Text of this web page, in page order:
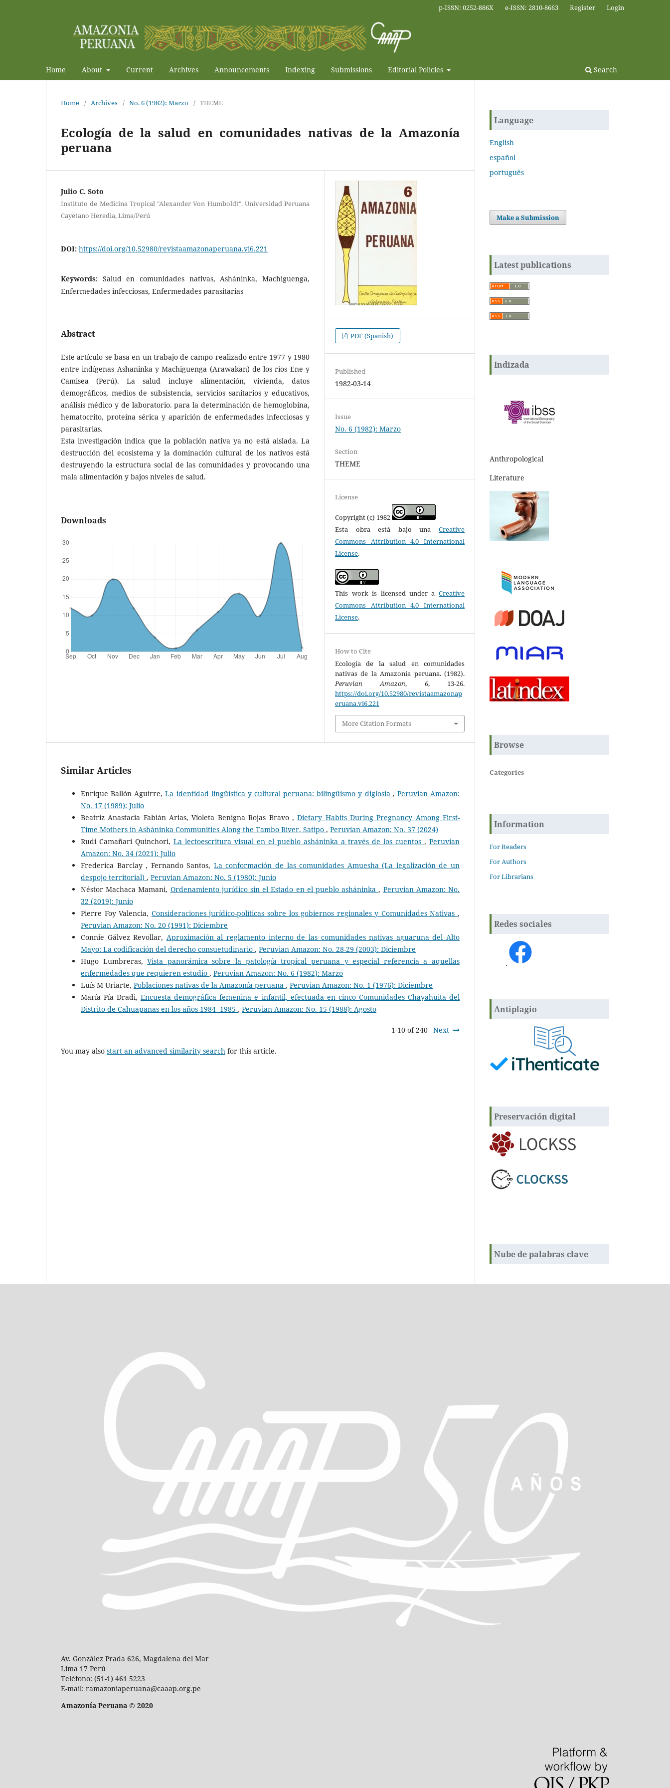
Home About Current Archives Announcements Indexing Submissions Editorial Policies Search
p-ISSN: 0252-886X e-ISSN: 2810-8663 Register Login
Home / Archives / No. 6 (1982): Marzo / THEME
Ecología de la salud en comunidades nativas de la Amazonía
peruana
Julio C. Soto
Instituto de Medicina Tropical "Alexander Von Humboldt". Universidad Peruana
Cayetano Heredia, Lima/Perú
DOI: https://doi.org/10.52980/revistaamazonaperuana.vi6.221
Keywords: Salud en comunidades nativas, Asháninka, Machiguenga,
Enfermedades infecciosas, Enfermedades parasitarias
Abstract
Este artículo se basa en un trabajo de campo realizado entre 1977 y 1980
entre indígenas Ashaninka y Machiguenga (Arawakan) de los ríos Ene y
Camisea (Perú). La salud incluye alimentación, vivienda, datos
demográficos, medios de subsistencia, servicios sanitarios y educativos,
análisis médico y de laboratorio. para la determinación de hemoglobina,
hematocrito, proteína sérica y aparición de enfermedades infecciosas y
parasitarias.
Esta investigación indica que la población nativa ya no está aislada. La
destrucción del ecosistema y la dominación cultural de los nativos está
destruyendo la estructura social de las comunidades y provocando una
mala alimentación y bajos niveles de salud.
Downloads
PDF (Spanish)
Published
1982-03-14
Issue
No. 6 (1982): Marzo
Section
THEME
License
Copyright (c) 1982
Esta obra está bajo una Creative
Commons Attribution 4.0 International
License.
This work is licensed under a Creative
Commons Attribution 4.0 International
License.
How to Cite
Ecología de la salud en comunidades
nativas de la Amazonía peruana. (1982).
Peruvian Amazon, 6, 13-26.
https://doi.org/10.52980/revistaamazonap
eruana.vi6.221
More Citation Formats
Similar Articles
Enrique Ballón Aguirre,La identidad lingüística y cultural peruana: bilingüismo y diglosia , Peruvian Amazon:
No. 17 (1989): Julio
Beatriz Anastacia Fabián Arias, Violeta Benigna Rojas Bravo ,Dietary Habits During Pregnancy Among First-
Time Mothers in Asháninka Communities Along the Tambo River, Satipo , Peruvian Amazon: No. 37 (2024)
Rudi Camañari Quinchori, La lectoescritura visual en el pueblo asháninka a través de los cuentos , Peruvian
Amazon: No. 34 (2021): Julio
Frederica Barclay , Fernando Santos, La conformación de las comunidades Amuesha (La legalización de un
despojo territorial) , Peruvian Amazon: No. 5 (1980): Junio
Néstor Machaca Mamani, Ordenamiento jurídico sin el Estado en el pueblo asháninka, Peruvian Amazon: No.
32 (2019): Junio
Pierre Foy Valencia, Consideraciones jurídico-políticas sobre los gobiernos regionales y Comunidades Nativas ,
Peruvian Amazon: No. 20 (1991): Diciembre
Connie Gálvez Revollar, Aproximación al reglamento interno de las comunidades nativas aguaruna del Alto
Mayo: La codificación del derecho consuetudinario , Peruvian Amazon: No. 28-29 (2003): Diciembre
Hugo Lumbreras,Vista panorámica sobre la patología tropical peruana y especial referencia a aquellas
enfermedades que requieren estudio , Peruvian Amazon: No. 6 (1982): Marzo
Luís M Uriarte, Poblaciones nativas de la Amazonía peruana , Peruvian Amazon: No. 1 (1976): Diciembre
María Pía Dradi,Encuesta demográfica femenina e infantil, efectuada en cinco Comunidades Chayahuita del
Distrito de Cahuapanas en los años 1984- 1985 , Peruvian Amazon: No. 15 (1988): Agosto
1-10 of 240 Next
You may also start an advanced similarity search for this article.
Language
English
español
português
Make a Submission
Latest publications
Indizada
Anthropological
Literature
Browse
Categories
Information
For Readers
For Authors
For Librarians
Redes sociales
.
Antiplagio
Preservación digital
Nube de palabras clave
Av. González Prada 626, Magdalena del Mar
Lima 17 Perú
Teléfono: (51-1) 461 5223
E-mail: ramazoniaperuana@caaap.org.pe
Amazonía Peruana © 2020